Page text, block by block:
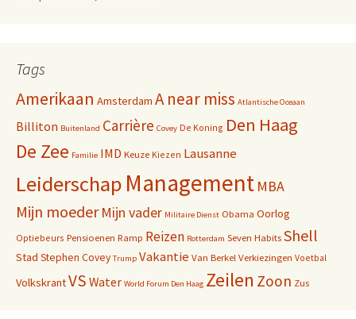
Tags
Amerikaan Amsterdam A near miss Atlantische Oceaan
Billiton Buitenland Carrière Covey De Koning Den Haag
De Zee Familie IMD Keuze Kiezen Lausanne
Leiderschap Management MBA
Mijn moeder Mijn vader Militaire Dienst Obama Oorlog
Optiebeurs Pensioenen Ramp Reizen Rotterdam Seven HabitsShell
Stad Stephen Covey Trump Vakantie Van Berkel Verkiezingen Voetbal
VolkskrantVS Water World Forum Den Haag Zeilen Zoon Zus